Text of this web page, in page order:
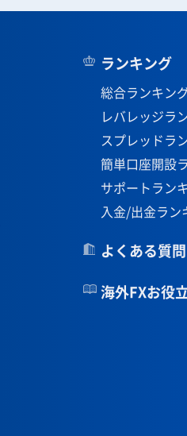
ランキング
総合ランキン
レバレッジラ
スプレッドラ
簡単口座開設
サポートラン
入金/出金ラン
よくある質問
海外FXお役